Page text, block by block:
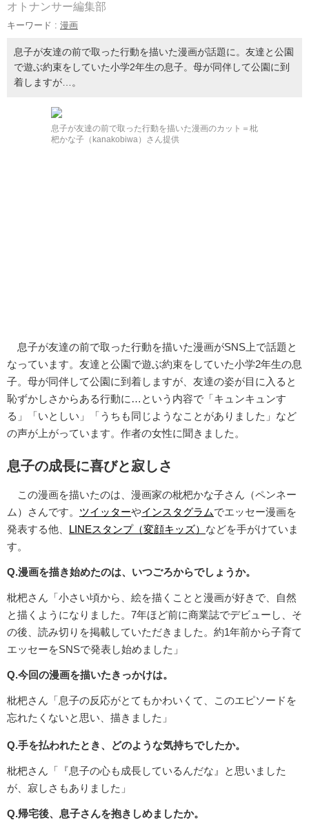
オトナンサー編集部
キーワード : 漫画
息子が友達の前で取った行動を描いた漫画が話題に。友達と公園
で遊ぶ約束をしていた小学2年生の息子。母が同伴して公園に到
着しますが…。
息子が友達の前で取った行動を描いた漫画のカット＝枇
杷かな子（kanakobiwa）さん提供
息子が友達の前で取った行動を描いた漫画がSNS上で話題と
なっています。友達と公園で遊ぶ約束をしていた小学2年生の息
子。母が同伴して公園に到着しますが、友達の姿が目に入ると
恥ずかしさからある行動に…という内容で「キュンキュンす
る」「いとしい」「うちも同じようなことがありました」など
の声が上がっています。作者の女性に聞きました。
息子の成長に喜びと寂しさ
この漫画を描いたのは、漫画家の枇杷かな子さん（ペンネー
ム）さんです。 ツイッターやインスタグラムでエッセー漫画を
発表する他、 LINEスタンプ（変顔キッズ） などを手がけていま
す。
Q.漫画を描き始めたのは、いつごろからでしょうか。
枇杷さん「小さい頃から、絵を描くことと漫画が好きで、自然
と描くようになりました。7年ほど前に商業誌でデビューし、そ
の後、読み切りを掲載していただきました。約1年前から子育て
エッセーをSNSで発表し始めました」
Q.今回の漫画を描いたきっかけは。
枇杷さん「息子の反応がとてもかわいくて、このエピソードを
忘れたくないと思い、描きました」
Q.手を払われたとき、どのような気持ちでしたか。
枇杷さん「『息子の心も成長しているんだな』と思いました
が、寂しさもありました」
Q.帰宅後、息子さんを抱きしめましたか。